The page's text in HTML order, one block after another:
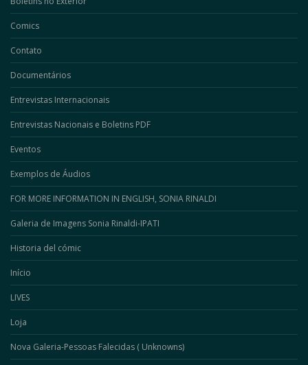
Comics
Contato
Documentários
Entrevistas Internacionais
Entrevistas Nacionais e Boletins PDF
Eventos
Exemplos de Áudios
FOR MORE INFORMATION IN ENGLISH, SONIA RINALDI
Galeria de Imagens Sonia Rinaldi-IPATI
Historia del cómic
Início
LIVES
Loja
Nova Galeria-Pessoas Falecidas ( Unknowns)